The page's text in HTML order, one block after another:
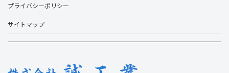
プライバシーポリシー
サイトマップ